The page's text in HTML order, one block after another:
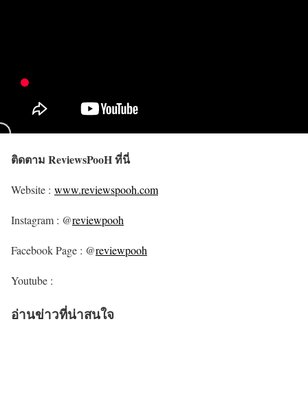
ติดตาม ReviewsPooH ที่นี่
Website : www.reviewspooh.com
Instagram : @reviewpooh
Facebook Page : @reviewpooh
Youtube :
อ่านข่าวที่น่าสนใจ